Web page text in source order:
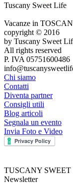
Tuscany Sweet Life
Vacanze in
copyright © 2016
by Tuscany Sweet
All rights reserved
P. IVA 05751600486
Chi siamo
Contatti
Diventa partner
Consigli utili
Blog articoli
Segnala un evento
Invia Foto e Video
TUSCANY SWEET
Newsletter